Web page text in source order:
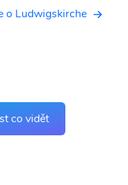
o Ludwigskirche
co vidět